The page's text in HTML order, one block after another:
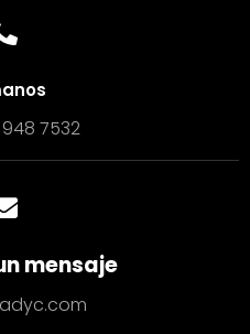
7532
mensaje